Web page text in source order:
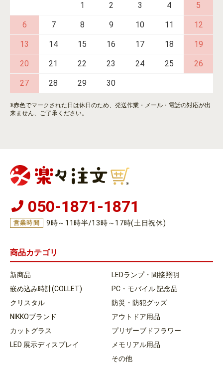
1 2 3 4 5
6 7 8 9 10 11 12
13 14 15 16 17 18 19
20 21 22 23 24 25 26
27 28 29 30
※赤色でマークされた日は休日のため、発送作業・メール・電話の対応が出
来ません、ご了承ください。
050-1871-1871
営業時間 9時～11時半/13時～17時(土日祝休)
商品カテゴリ
新商品
嵌め込み時計(COLLET)
クリスタル
NIKKOブランド
カットグラス
LED 展示ディスプレイ
LEDランプ・間接照明
PC・モバイル 記念品
防災・防犯グッズ
アウトドア用品
プリザーブドフラワー
メモリアル用品
その他